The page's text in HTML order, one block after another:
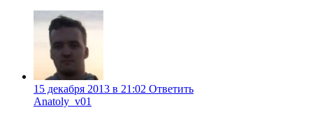
15 декабря 2013 в 21:02 Ответить
Anatoly_v01